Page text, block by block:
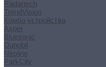
Radartech
TrendVision
Комбо устройства
Axper
Bluesonic
Dunobil
Neoline
ParkCity